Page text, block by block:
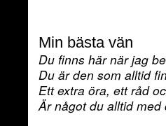
Min bästa vän
Du finns här när jag
Du är den som alltid
Ett extra öra, ett råd
Är något du alltid med